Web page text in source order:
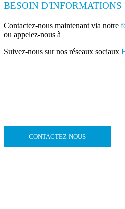
BESOIN D'INFORMATIONS
Contactez-nous maintenant via notre
ou appelez-nous à
Suivez-nous sur nos réseaux sociaux
CONTACTEZ-NOUS